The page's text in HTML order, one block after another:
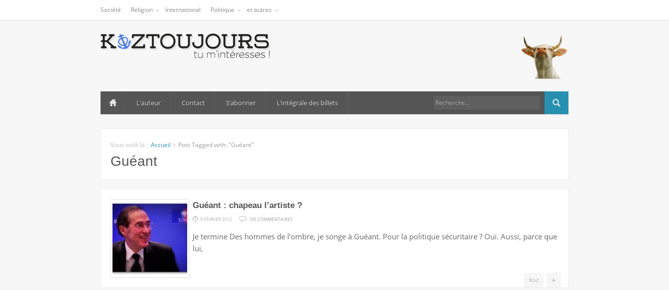
Société Religion International Politique et autres
L’auteur Contact S’abonner L’intégrale des billets
Vous voilà là : Accueil Post Tagged with: "Guéant"
Guéant
Guéant : chapeau l’artiste ?
9 FÉVRIER 2012 105 COMMENTAIRES
:
Je termine Des hommes de l’ombre, je songe à Guéant. Pour la politique sécuritaire ? Oui. Aussi, parce que
lui,
+
Koz